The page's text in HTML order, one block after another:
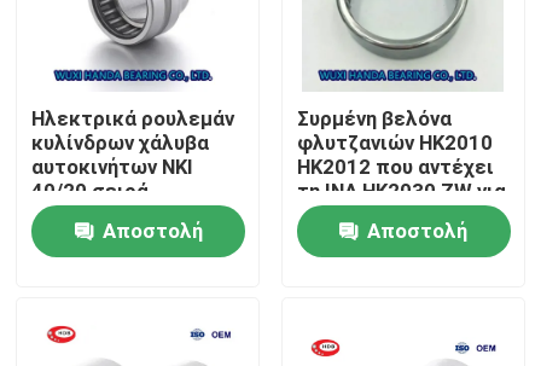
Σπίτι
Περίπου εμείς
Ηλεκτρικά ρουλεμάν
κυλίνδρων χάλυβα
αυτοκινήτων NKI
40/20 σειρά
40*55*20mm RNA NK
NA NKI Αποστολή
Συρμένη βελόνα
φλυτζανιών HK2010
HK2012 που αντέχει
τη INA HK2030 ZW για
τα υφαντικά
μηχανήματαΑποστολή